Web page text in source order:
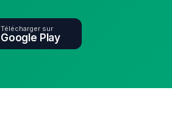
Télécharger sur
Google Play